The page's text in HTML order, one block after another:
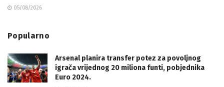
05/08/2026
Popularno
Arsenal planira transfer potez za povoljnog
igrača vrijednog 20 miliona funti, pobjednika
Euro 2024.